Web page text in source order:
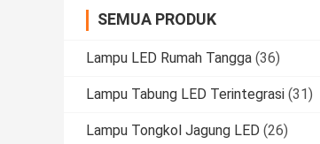
SEMUA PRODUK
Lampu LED Rumah Tangga (36)
Lampu Tabung LED Terintegrasi (31)
Lampu Tongkol Jagung LED (26)